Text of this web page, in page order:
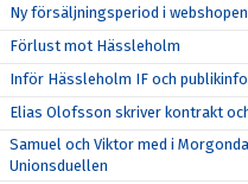
Ny försäljningsperiod i webshopen
Förlust mot Hässleholm
Inför Hässleholm IF och publikinfo
Elias Olofsson skriver kontrakt
Samuel och Viktor med i
Unionsduellen